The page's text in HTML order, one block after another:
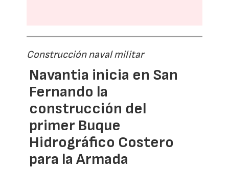
Construcción naval militar
Navantia inicia en San
Fernando la
construcción del
primer Buque
Hidrográfico Costero
para la Armada